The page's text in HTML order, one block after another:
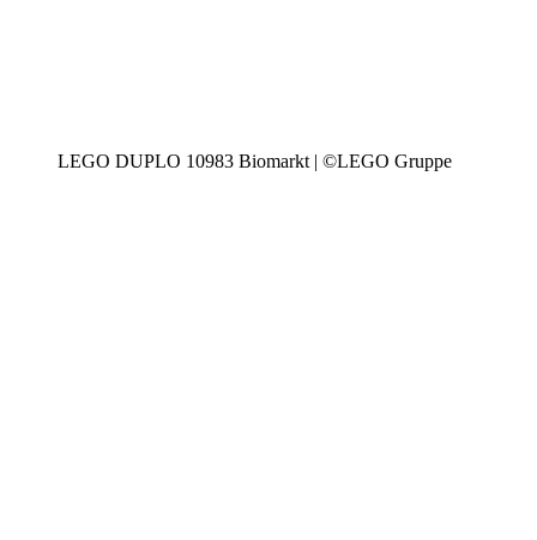
LEGO DUPLO 10983 Biomarkt | ©LEGO Gruppe